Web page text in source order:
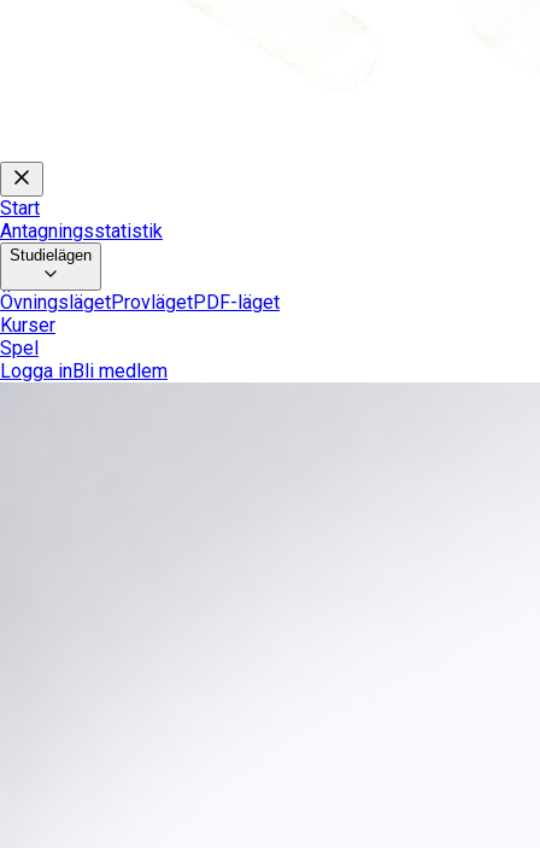
Start
Antagningsstatistik
Studielägen
ÖvningslägetProvlägetPDF-läget
Kurser
Spel
Logga inBli medlem